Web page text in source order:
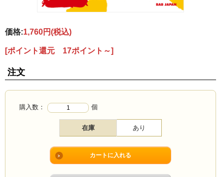
価格:1,760円(税込)
[ポイント還元 17ポイント～]
注文
購入数： 個
在庫 あり